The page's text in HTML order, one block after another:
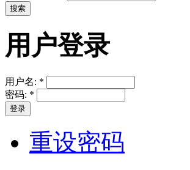
用户登录
用户名: *
密码: *
重设密码